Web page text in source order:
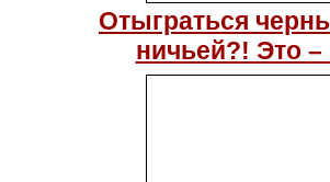
Отыграться
ничьей?! Это –